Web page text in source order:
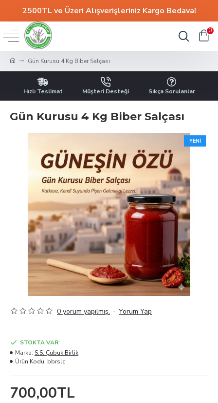
2500TL ve Üzeri Alışverişleriniz Kargo Bedava!
0
Gün Kurusu 4 Kg Biber Salçası
Hızlı Teslimat Müşteri Desteği Sıkça Sorulanlar
Gün Kurusu 4 Kg Biber Salçası
YENI
0 yorum yapılmış. - Yorum Yap
700,00TL
STOKTA VAR
Marka: S.S. Çubuk Birlik
Ürün Kodu: bbrslc